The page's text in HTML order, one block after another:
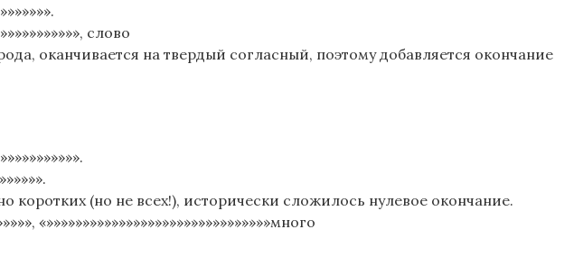
слово
рода, оканчивается на твердый согласный, поэтому добавляется окончание
(но не всех!), исторически сложилось нулевое окончание.
«»»»»»»»»»»»»»»»»»»»»»»»»»»»»»»»много